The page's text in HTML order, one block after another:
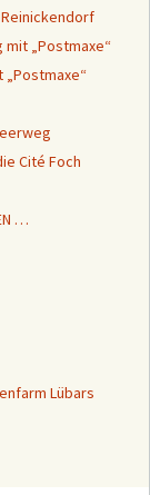
mit „Postmaxe“
„Postmaxe“
Cité Foch
…
Lübars